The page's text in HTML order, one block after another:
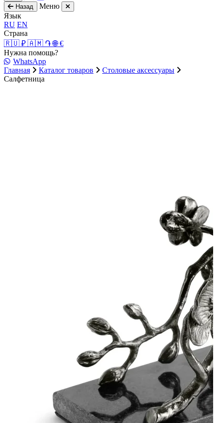
Назад
Меню
Язык
RU EN
Страна
🇷🇺 ₽ 🇦🇲 ֏🌐 €
Нужна помощь?
WhatsApp
Главная
Каталог товаров
Столовые аксессуары
Салфетница